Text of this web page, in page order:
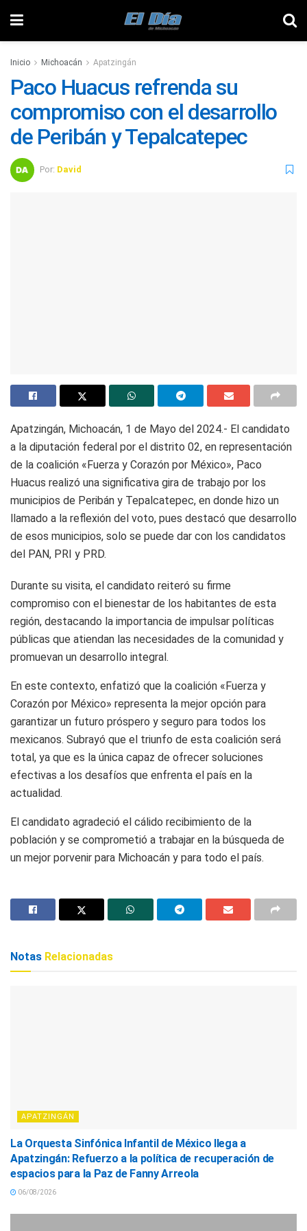
Inicio Michoacán Apatzingán
Paco Huacus refrenda su
compromiso con el desarrollo
de Peribán y Tepalcatepec
Por: David
Apatzingán, Michoacán, 1 de Mayo del 2024.- El candidato
a la diputación federal por el distrito 02, en representación
de la coalición «Fuerza y Corazón por México», Paco
Huacus realizó una significativa gira de trabajo por los
municipios de Peribán y Tepalcatepec, en donde hizo un
llamado a la reflexión del voto, pues destacó que desarrollo
de esos municipios, solo se puede dar con los candidatos
del PAN, PRI y PRD.
Durante su visita, el candidato reiteró su firme
compromiso con el bienestar de los habitantes de esta
región, destacando la importancia de impulsar políticas
públicas que atiendan las necesidades de la comunidad y
promuevan un desarrollo integral.
En este contexto, enfatizó que la coalición «Fuerza y
Corazón por México» representa la mejor opción para
garantizar un futuro próspero y seguro para todos los
mexicanos. Subrayó que el triunfo de esta coalición será
total, ya que es la única capaz de ofrecer soluciones
efectivas a los desafíos que enfrenta el país en la
actualidad.
El candidato agradeció el cálido recibimiento de la
población y se comprometió a trabajar en la búsqueda de
un mejor porvenir para Michoacán y para todo el país.
Notas Relacionadas
APATZINGÁN
La Orquesta Sinfónica Infantil de México llega a
Apatzingán: Refuerzo a la política de recuperación de
espacios para la Paz de Fanny Arreola
06/08/2026